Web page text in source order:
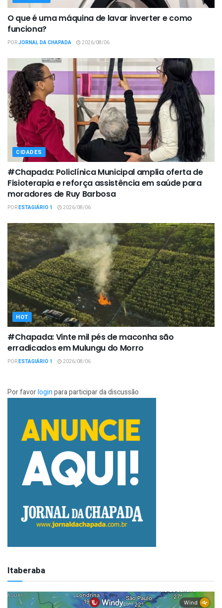
O que é uma máquina de lavar inverter e como
funciona?
PORJORNAL DA CHAPADA 2026/08/06
CIDADES
#Chapada: Policlínica Municipal amplia oferta de
Fisioterapia e reforça assistência em saúde para
moradores de Ruy Barbosa
PORESTAGIÁRIO 1 2026/08/06
HOT
#Chapada: Vinte mil pés de maconha são
erradicados em Mulungu do Morro
PORESTAGIÁRIO 1 2026/08/06
Por favorloginpara participar da discussão
Itaberaba